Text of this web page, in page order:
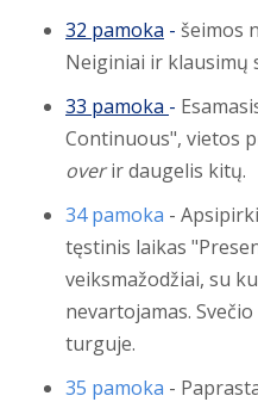
32 pamoka - šeimos
Neiginiai ir klausimų
33 pamoka -
Continuous", vietos
overir daugelis kitų.
34 pamoka -
tęstinis laikas
veiksmažodžiai, su
nevartojamas.
turguje.
35 pamoka -